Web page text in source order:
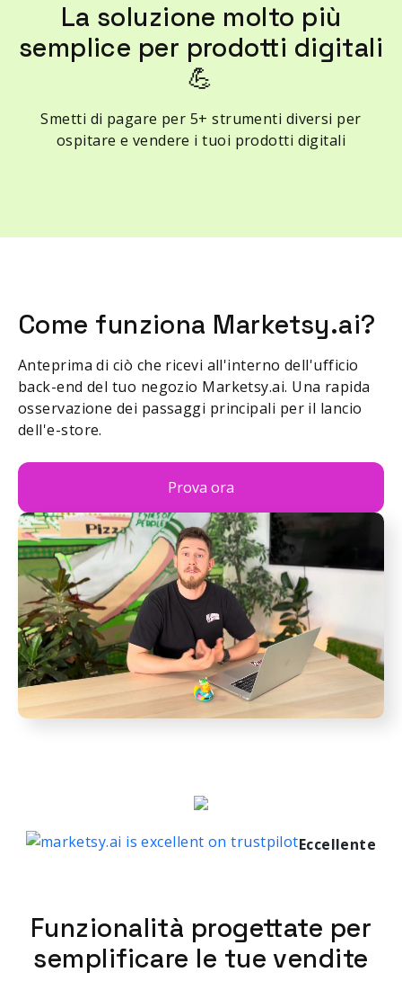
La soluzione molto più
semplice per prodotti digitali
💪
Smetti di pagare per 5+ strumenti diversi per
ospitare e vendere i tuoi prodotti digitali
Come funziona Marketsy.ai?
Anteprima di ciò che ricevi all'interno dell'ufficio
back-end del tuo negozio Marketsy.ai. Una rapida
osservazione dei passaggi principali per il lancio
dell'e-store.
Prova ora
Eccellente
Funzionalità progettate per
semplificare le tue vendite